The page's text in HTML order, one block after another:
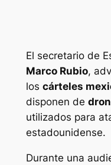
El secretario de
Marco Rubio,
los cárteles
disponen de
utilizados para
estadounidense.
Durante una